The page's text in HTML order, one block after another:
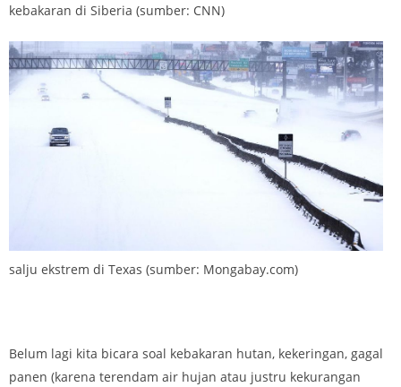
kebakaran di Siberia (sumber: CNN)
salju ekstrem di Texas (sumber: Mongabay.com)
Belum lagi kita bicara soal kebakaran hutan, kekeringan, gagal
panen (karena terendam air hujan atau justru kekurangan